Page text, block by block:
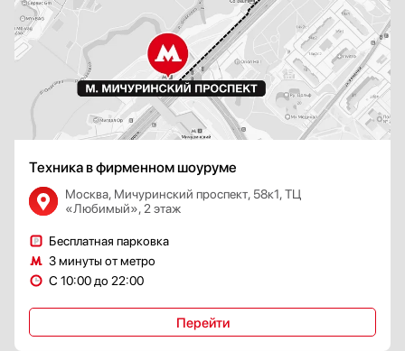
Техника в фирменном шоуруме
Москва, Мичуринский проспект, 58к1, ТЦ
«Любимый», 2 этаж
Бесплатная парковка
3 минуты от метро
С 10:00 до 22:00
Перейти